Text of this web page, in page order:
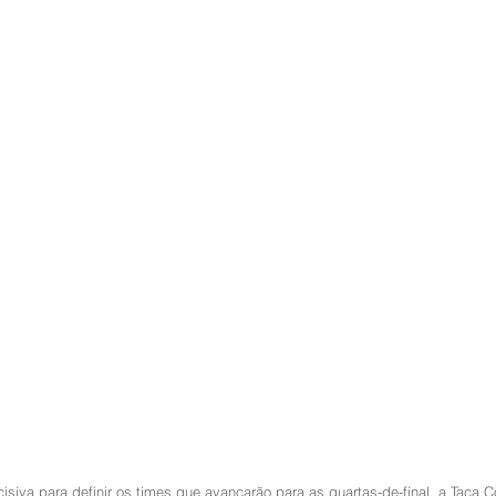
para definir os times que avançarão para as quartas-de-final, a Taça